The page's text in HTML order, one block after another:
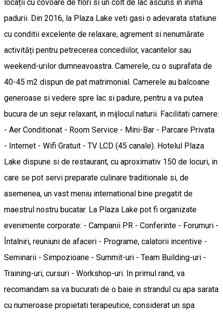
locații cu covoare de flori si un colt de lac ascuns in inima
padurii. Din 2016, la Plaza Lake veti gasi o adevarata statiune
cu conditii excelente de relaxare, agrement si nenumărate
activități pentru petrecerea concediilor, vacantelor sau
weekend-urilor dumneavoastra. Camerele, cu o suprafata de
40-45 m2 dispun de pat matrimonial. Camerele au balcoane
generoase si vedere spre lac si padure, pentru a va putea
bucura de un sejur relaxant, in mijlocul naturii. Facilitati camere:
- Aer Conditionat - Room Service - Mini-Bar - Parcare Privata
- Internet - Wifi Gratuit - TV LCD (45 canale). Hotelul Plaza
Lake dispune si de restaurant, cu aproximativ 150 de locuri, in
care se pot servi preparate culinare traditionale si, de
asemenea, un vast meniu international bine pregatit de
maestrul nostru bucatar. La Plaza Lake pot fi organizate
evenimente corporate: - Campanii PR - Conferinte - Forumuri -
Întalniri, reuniuni de afaceri - Programe, calatorii incentive -
Seminarii - Simpozioane - Summit-uri - Team Building-uri -
Training-uri, cursuri - Workshop-uri. In primul rand, va
recomandam sa va bucurati de o baie in strandul cu apa sarata
cu numeroase propietati terapeutice, considerat un spa